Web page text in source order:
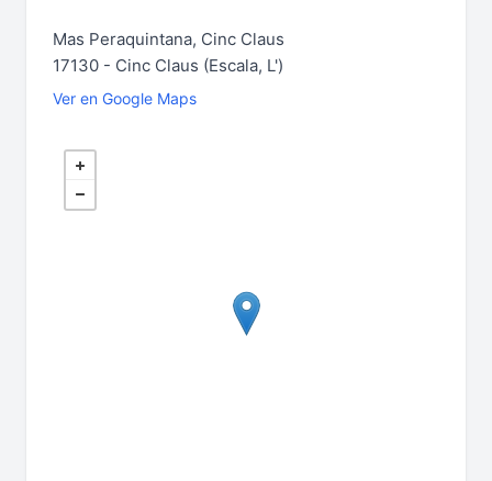
Mas Peraquintana, Cinc Claus
17130 - Cinc Claus (Escala, L')
Ver en Google Maps